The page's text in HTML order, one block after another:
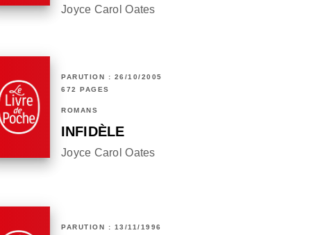
Joyce Carol Oates
PARUTION : 26/10/2005
672 PAGES
ROMANS
INFIDÈLE
Joyce Carol Oates
PARUTION : 13/11/1996